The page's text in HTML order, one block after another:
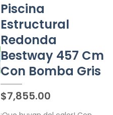
Piscina
Estructural
Redonda
Bestway 457 Cm
Con Bomba Gris
$7,855.00